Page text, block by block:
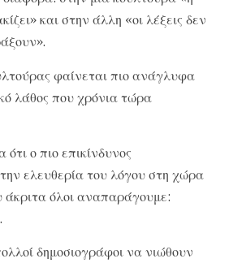
και στην άλλη «οι λέξεις δεν
φαίνεται πιο ανάγλυφα
λάθος που χρόνια τώρα
ο πιο επικίνδυνος
ελευθερία του λόγου στη χώρα
άκριτα όλοι αναπαράγουμε:
δημοσιογράφοι να νιώθουν